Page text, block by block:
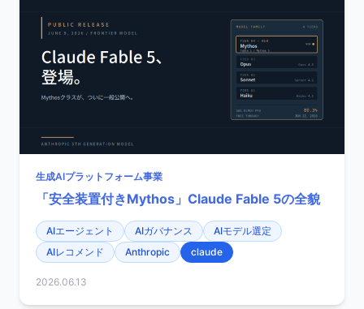
生成AIプラットフォーム事業
「安全装置付きMythos」Claude Fable 5の全貌
AIエージェント AIガバナンス
AIモデル選定
AIレコメンド
Anthropic claude
2026.06.13